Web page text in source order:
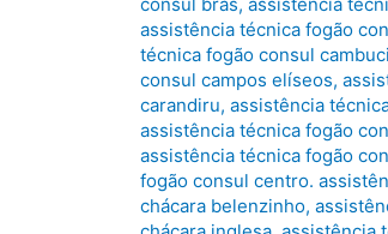
assistência técnica fogão
técnica fogão consul cambuci
consul campos elíseos,
carandiru, assistência
assistência técnica fogão
assistência técnica fogão
fogão consul centro.
chácara belenzinho,